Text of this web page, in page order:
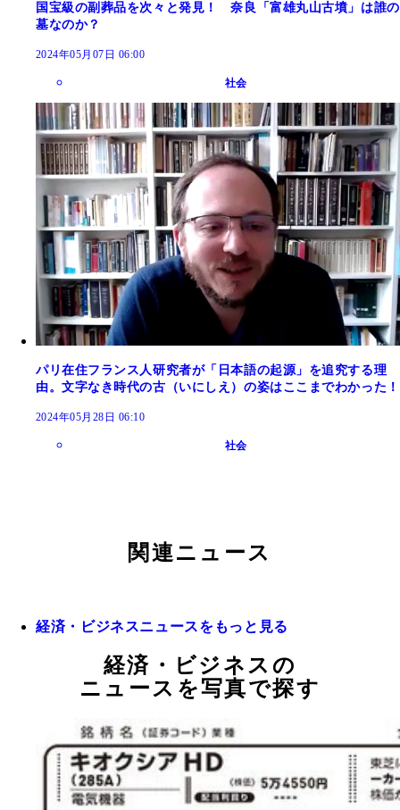
国宝級の副葬品を次々と発見！ 奈良「富雄丸山古墳」は誰の
墓なのか？
2024年05月07日 06:00
社会
パリ在住フランス人研究者が「日本語の起源」を追究する理
由。文字なき時代の古（いにしえ）の姿はここまでわかった！
2024年05月28日 06:10
社会
関連ニュース
経済・ビジネスニュースをもっと見る
経済・ビジネスの
ニュースを写真で探す